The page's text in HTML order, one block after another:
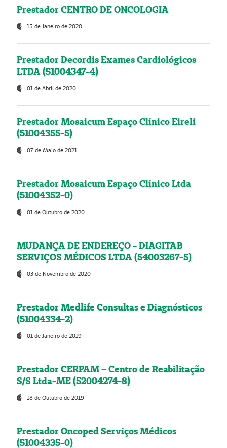
Prestador CENTRO DE ONCOLOGIA
15 de Janeiro de 2020
Prestador Decordis Exames Cardiológicos
LTDA (51004347-4)
01 de Abril de 2020
Prestador Mosaicum Espaço Clínico Eireli
(51004355-5)
07 de Maio de 2021
Prestador Mosaicum Espaço Clínico Ltda
(51004352-0)
01 de Outubro de 2020
MUDANÇA DE ENDEREÇO - DIAGITAB
SERVIÇOS MÉDICOS LTDA (54003267-5)
03 de Novembro de 2020
Prestador Medlife Consultas e Diagnósticos
(51004334-2)
01 de Janeiro de 2019
Prestador CERPAM – Centro de Reabilitação
S/S Ltda-ME (52004274-8)
18 de Outubro de 2019
Prestador Oncoped Serviços Médicos
(51004335-0)